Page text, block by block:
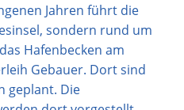
Jahren führt die
sondern rund um
Hafenbecken am
Gebauer. Dort sind
geplant. Die